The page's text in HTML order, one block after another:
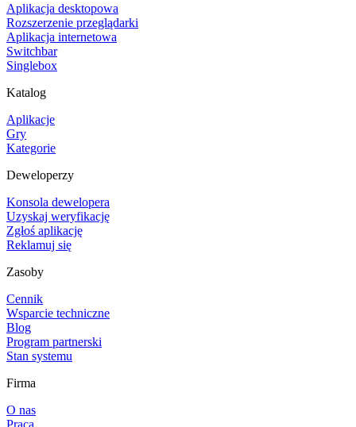
Aplikacja desktopowa
Rozszerzenie przeglądarki
Aplikacja internetowa
Switchbar
Singlebox
Katalog
Aplikacje
Gry
Kategorie
Deweloperzy
Konsola dewelopera
Uzyskaj weryfikację
Zgłoś aplikację
Reklamuj się
Zasoby
Cennik
Wsparcie techniczne
Blog
Program partnerski
Stan systemu
Firma
O nas
Praca